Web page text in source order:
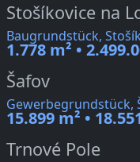
Stošíkovice na
Baugrundstück,
1.778 m² •
Šafov
Gewerbegrundstück,
15.899 m² •
Trnové Pole